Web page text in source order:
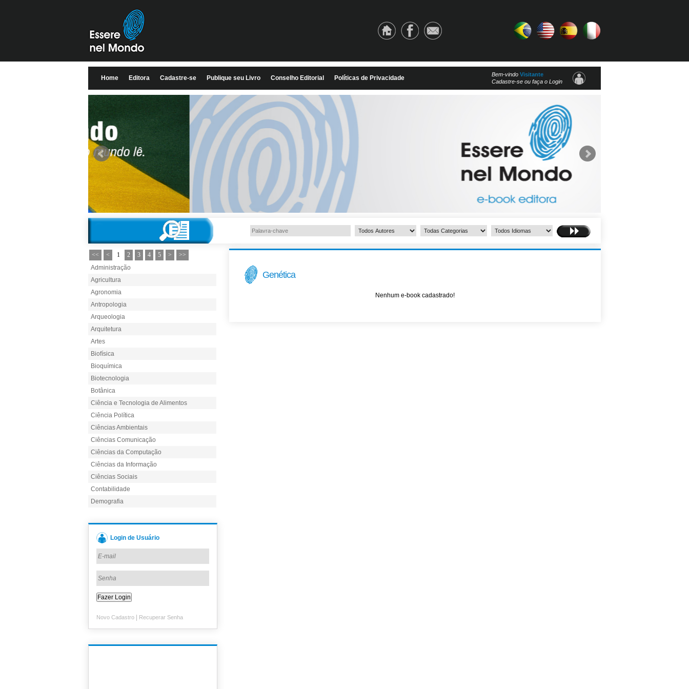
Home Editora Cadastre-se Publique seu Livro Conselho Editorial Políticas de Privacidade Bem-vindo Visitante
Cadastre-se ou faça o Login
<< < 1 2 3 4 5 >
>>
Administração
Agricultura
Agronomia
Antropologia
Arqueologia
Arquitetura
Artes
Biofísica
Bioquímica
Biotecnologia
Botânica
Ciência e Tecnologia de Alimentos
Ciência Política
Ciências Ambientais
Ciências Comunicação
Ciências da Computação
Ciências da Informação
Ciências Sociais
Contabilidade
Demografia
Login de Usuário
Novo Cadastro Recuperar Senha
Genética
Nenhum e-book cadastrado!